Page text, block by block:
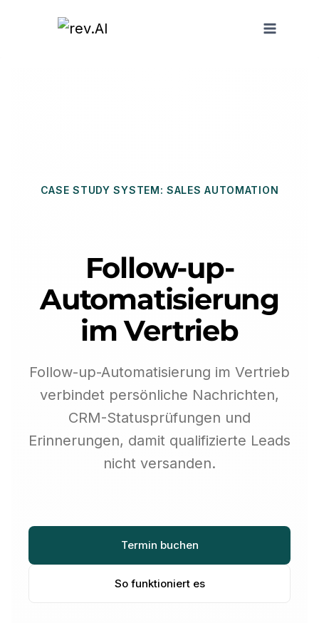
CASE STUDY SYSTEM: SALES AUTOMATION
Follow-up-
Automatisierung
im Vertrieb
Follow-up-Automatisierung im Vertrieb
verbindet persönliche Nachrichten,
CRM-Statusprüfungen und
Erinnerungen, damit qualifizierte Leads
nicht versanden.
Termin buchen
So funktioniert es